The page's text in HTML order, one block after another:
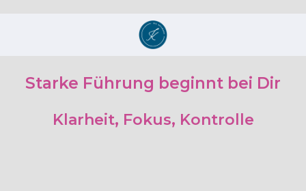
Starke Führung beginnt bei Dir
Klarheit, Fokus, Kontrolle